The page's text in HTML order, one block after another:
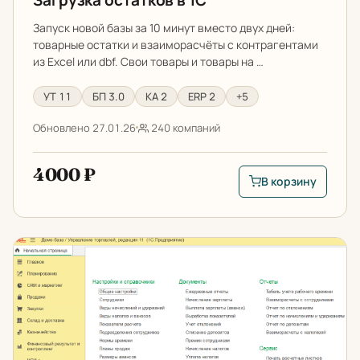
Запуск новой базы за 10 минут вместо двух дней:
товарные остатки и взаиморасчёты с контрагентами
из Excel или dbf. Свои товары и товары на …
УТ 11 БП 3.0 КА 2 ERP 2 +5
Обновлено 27.01.26 240 компаний
4000 ₽
В корзину:
В корзину
Зарплатный учет в УТ 11